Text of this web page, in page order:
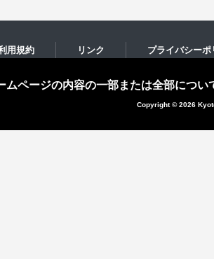
用規約 リンク プライバシーポ
ムページの内容の一部または全部につ
Copyright © 2026